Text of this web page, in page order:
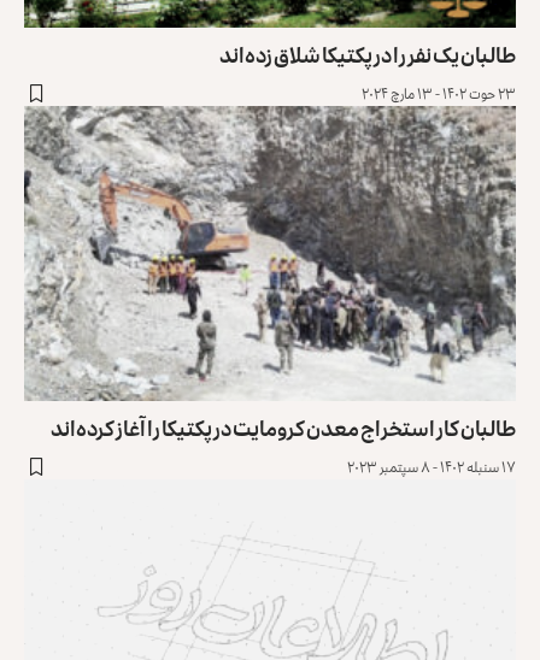
طالبان یک نفر را در پکتیکا شلاق زده‌اند
۲۳ حوت ۱۴۰۲ - ۱۳ مارچ ۲۰۲۴
طالبان کار استخراج معدن کرومایت در پکتیکا را آغاز کرده‌اند
۱۷ سنبله ۱۴۰۲ - ۸ سپتمبر ۲۰۲۳